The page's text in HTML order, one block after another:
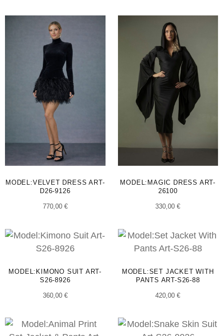
MODEL:VELVET DRESS ART-
D26-9126
770,00 €
MODEL:MAGIC DRESS ART-
26100
330,00€
MODEL:KIMONO SUIT ART-
S26-8926
360,00 €
MODEL:SET JACKET WITH
PANTS ART-S26-88
420,00€